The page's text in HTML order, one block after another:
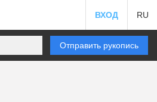
ВХОД RU
Отправить рукопись